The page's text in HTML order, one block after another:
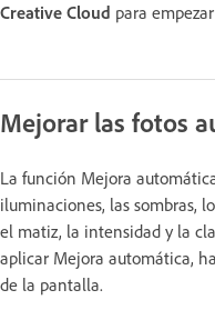
Creative Cloud para
Mejorar las fotos
La función Mejora
iluminaciones, las sombras,
el matiz, la intensidad y la
aplicar Mejora automática,
de la pantalla.